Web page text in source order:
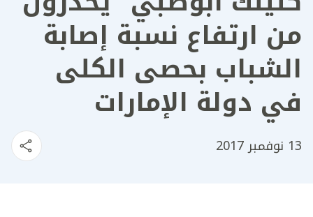
من ارتفاع نسبة إصابة
الشباب بحصى الكلى
في دولة الإمارات
13 نوفمبر 2017